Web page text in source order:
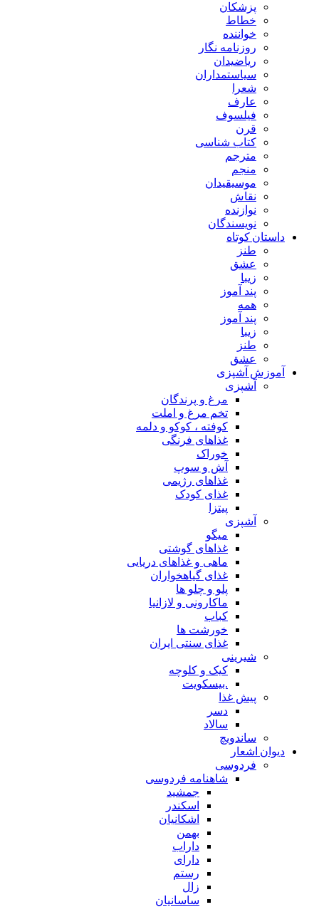
پزشکان
خطاط
خواننده
روزنامه نگار
ریاضیدان
سیاستمداران
شعرا
عارف
فیلسوف
قرن
کتاب شناسی
مترجم
منجم
موسیقیدان
نقاش
نوازنده
نویسندگان
داستان کوتاه
طنز
عشق
زیبا
پند آموز
همه
پند آموز
زیبا
طنز
عشق
آموزش آشپزی
آشپزی
مرغ و پرندگان
تخم مرغ و املت
کوفته ، کوکو و دلمه
غذاهای فرنگی
خوراک
آش و سوپ
غذاهای رژیمی
غذای کودک
پیتزا
آشپزی
میگو
غذاهای گوشتی
ماهی و غذاهای دریایی
غذای گیاهخواران
پلو و چلو ها
ماکارونی و لازانیا
کباب
خورشت ها
غذای سنتی ایران
شیرینی
کیک و کلوچه
.بیسکویت
پیش غذا
دسر
سالاد
ساندویچ
دیوان اشعار
فردوسی
شاهنامه فردوسی
جمشید
اسکندر
اشکانیان
بهمن
داراب
دارای
رستم
زال
ساسانیان